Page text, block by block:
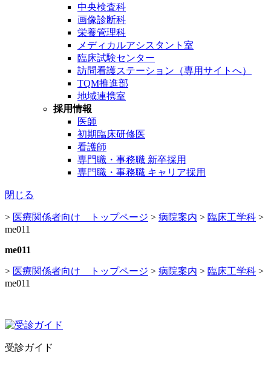
中央検査科
画像診断科
栄養管理科
メディカルアシスタント室
臨床試験センター
訪問看護ステーション（専用サイトへ）
TQM推進部
地域連携室
採用情報
医師
初期臨床研修医
看護師
専門職・事務職 新卒採用
専門職・事務職 キャリア採用
閉じる
> 医療関係者向け トップページ > 病院案内 > 臨床工学科 >
me011
me011
> 医療関係者向け トップページ > 病院案内 > 臨床工学科 >
me011
受診ガイド